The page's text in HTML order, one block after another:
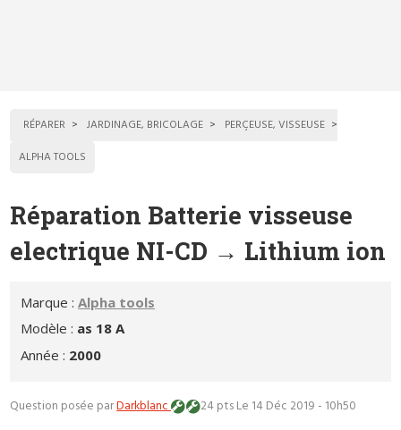
RÉPARER JARDINAGE, BRICOLAGE
PERÇEUSE, VISSEUSE
ALPHA TOOLS
Réparation Batterie visseuse
electrique NI-CD → Lithium ion
Marque :Alpha tools
Modèle : as 18 A
Année : 2000
Question posée parDarkblanc 24 ptsLe 14 Déc 2019 - 10h50